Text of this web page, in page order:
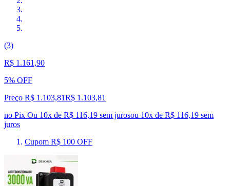
(3)
R$ 1.161,90
5% OFF
Preço R$ 1.103,81R$ 1.103,81
no Pix Ou 10x de R$ 116,19 sem jurosou 10x de R$ 116,19 sem
juros
Cupom R$ 100 OFF